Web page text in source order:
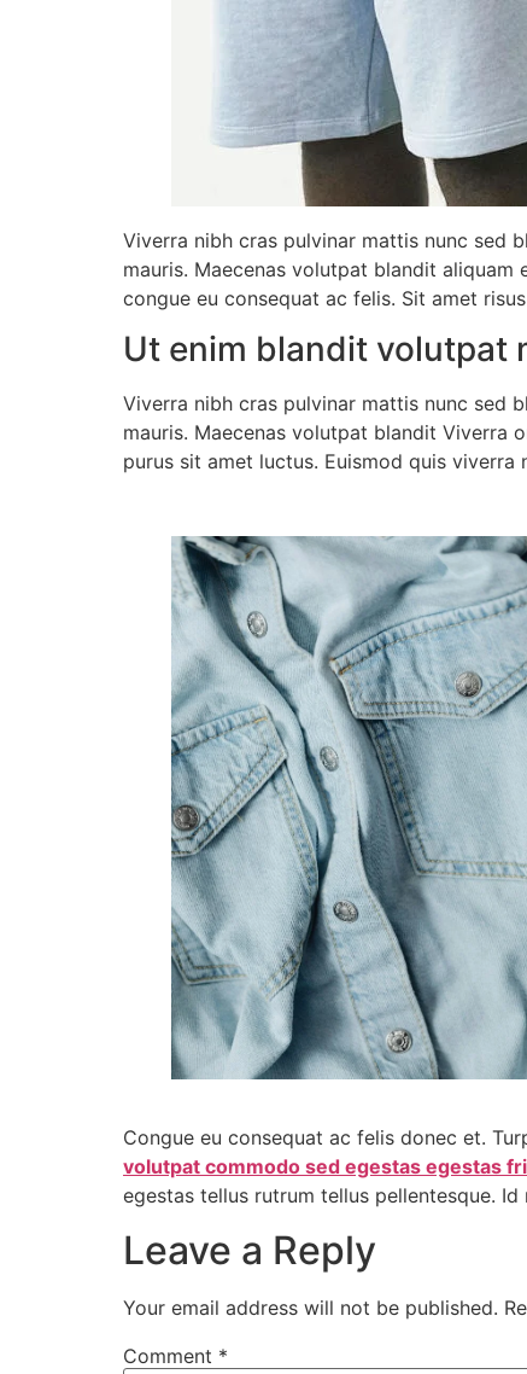
Viverra nibh cras pulvinar mattis nunc sed
mauris. Maecenas volutpat blandit
congue eu consequat ac felis. Sit amet
Ut enim blandit volutpat
Viverra nibh cras pulvinar mattis nunc sed
mauris. Maecenas volutpat blandit Viverra
purus sit amet luctus. Euismod quis
Congue eu consequat ac felis donec et.
volutpat commodo sed egestas egestas
egestas tellus rutrum tellus pellentesque.
Leave a Reply
Your email address will not be published.
Comment *